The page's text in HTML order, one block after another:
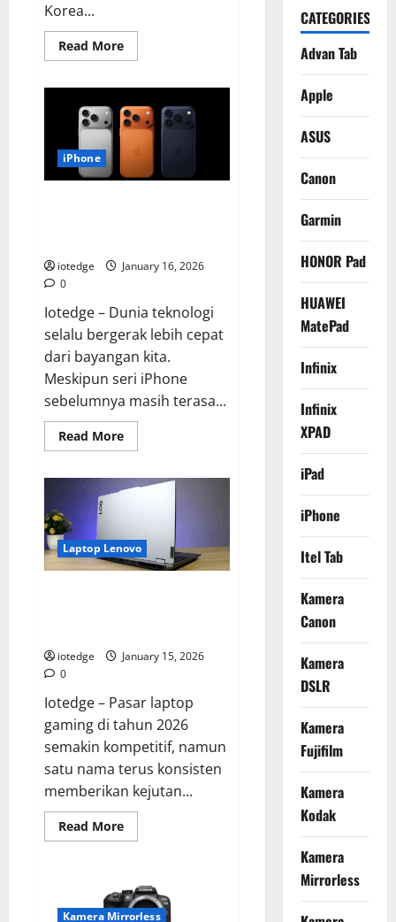
Korea...
Read MoreRead
more
Watch
7,
Smartwatch
Pertama
dengan
Galaxy
AI
iPhone
iotedge
January 16, 2026
0
Iotedge – Dunia teknologi
selalu bergerak lebih cepat
dari bayangan kita.
Meskipun seri iPhone
sebelumnya masih terasa...
Read MoreRead
more
Ekspektasi
Kekuatan
Chip
A19
Laptop Lenovo
iotedge
January 15, 2026
0
Iotedge – Pasar laptop
gaming di tahun 2026
semakin kompetitif, namun
satu nama terus konsisten
memberikan kejutan...
Read MoreRead
more
15IRX9:
Laptop
Gaming
Kamera Mirrorless
CATEGORIES
Advan Tab
Apple
ASUS
Canon
Garmin
HONOR Pad
HUAWEI
MatePad
Infinix
Infinix
XPAD
iPad
iPhone
Itel Tab
Kamera
Canon
Kamera
DSLR
Kamera
Fujifilm
Kamera
Kodak
Kamera
Mirrorless